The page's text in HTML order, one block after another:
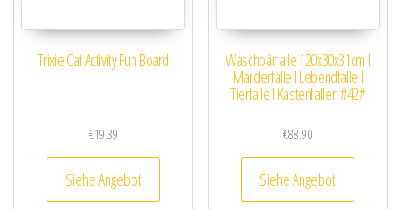
Trixie Cat Activity Fun Board
€19.39
Siehe Angebot
Waschbärfalle 120x30x31cm I
Marderfalle I Lebendfalle I
Tierfalle I Kastenfallen #42#
€88.90
Siehe Angebot